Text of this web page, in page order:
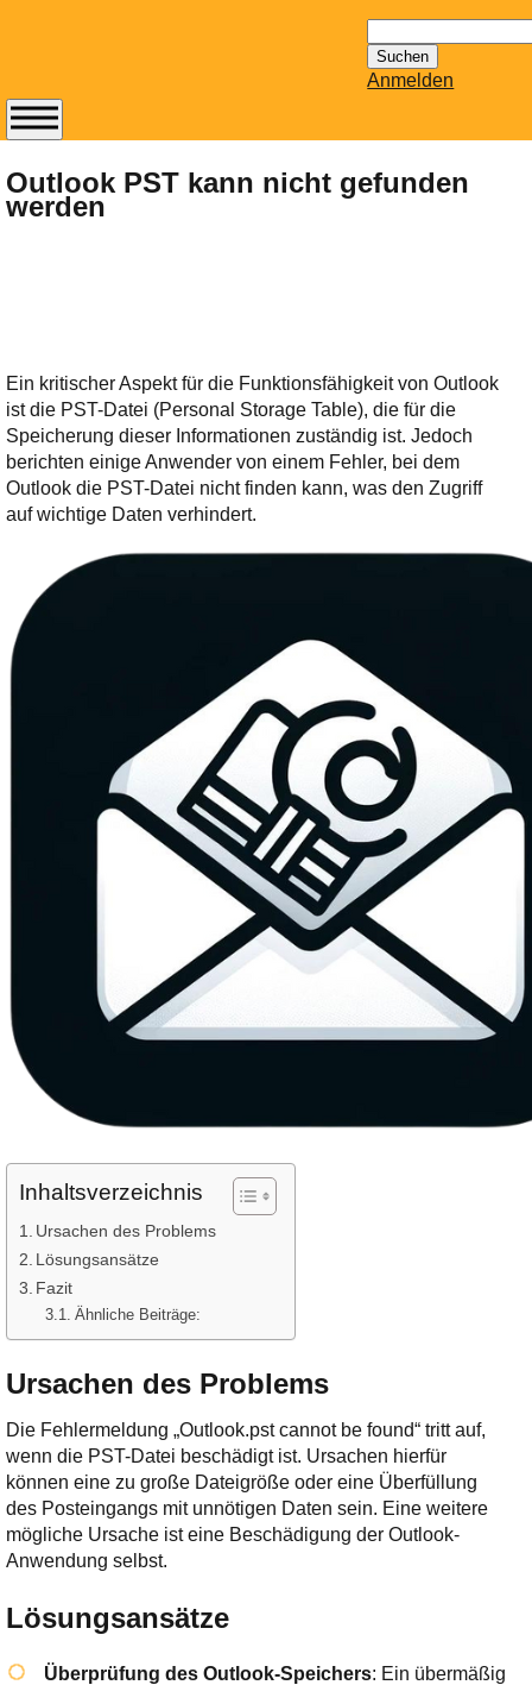
nach:
Anmelden
Outlook PST kann nicht gefunden
werden
Ein kritischer Aspekt für die Funktionsfähigkeit von Outlook
ist die PST-Datei (Personal Storage Table), die für die
Speicherung dieser Informationen zuständig ist. Jedoch
berichten einige Anwender von einem Fehler, bei dem
Outlook die PST-Datei nicht finden kann, was den Zugriff
auf wichtige Daten verhindert.
Inhaltsverzeichnis
Ursachen des Problems
Lösungsansätze
Fazit
Ähnliche Beiträge:
Ursachen des Problems
Die Fehlermeldung „Outlook.pst cannot be found“ tritt auf,
wenn die PST-Datei beschädigt ist. Ursachen hierfür
können eine zu große Dateigröße oder eine Überfüllung
des Posteingangs mit unnötigen Daten sein. Eine weitere
mögliche Ursache ist eine Beschädigung der Outlook-
Anwendung selbst.
Lösungsansätze
Überprüfung des Outlook-Speichers: Ein übermäßig
Abonnieren Sie den
14-tägig
erscheinenden
bereithält!
Wie z.B. Outlook,
GMail, Thunderbird
oder auch
KuNoMail, usw.
Adresse:
E-Mail